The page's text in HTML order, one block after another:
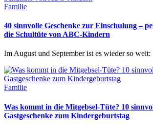
Familie
40 sinnvolle Geschenke zur Einschulung –
die Schultüte von ABC-Kindern
Im August und September ist es wieder so weit:
Familie
Was kommt in die Mitgebsel-Tüte? 10
Gastgeschenke zum Kindergeburtstag